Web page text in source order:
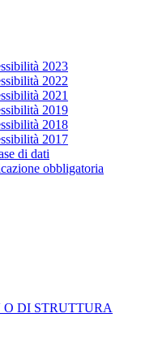
2023
2022
2021
2019
2018
2017
di dati
obbligatoria
DI STRUTTURA